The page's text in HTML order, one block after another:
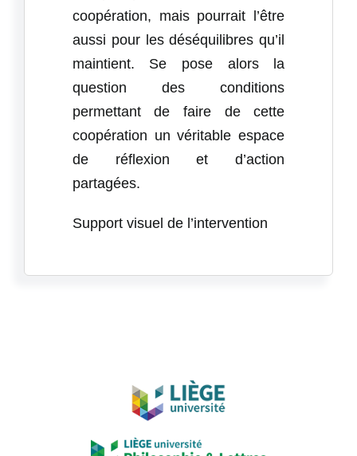
coopération, mais pourrait l’être
aussi pour les déséquilibres qu’il
maintient. Se pose alors la
question des conditions
permettant de faire de cette
coopération un véritable espace
de réflexion et d’action
partagées.
Support visuel de l’intervention